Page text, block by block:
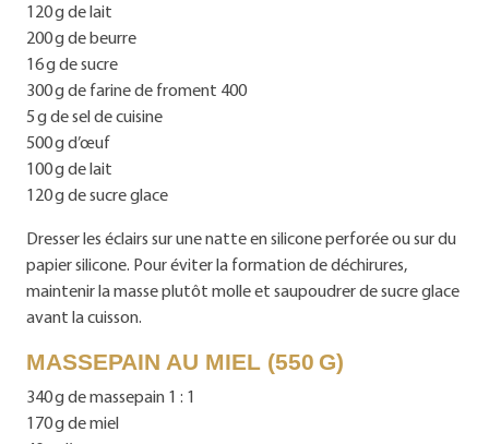
120 g de lait
200 g de beurre
16 g de sucre
300 g de farine de froment 400
5 g de sel de cuisine
500 g d’œuf
100 g de lait
120 g de sucre glace
Dresser les éclairs sur une natte en silicone perforée ou sur du
papier silicone. Pour éviter la formation de déchirures,
maintenir la masse plutôt molle et saupoudrer de sucre glace
avant la cuisson.
MASSEPAIN AU MIEL (550 G)
340 g de massepain 1 : 1
170 g de miel